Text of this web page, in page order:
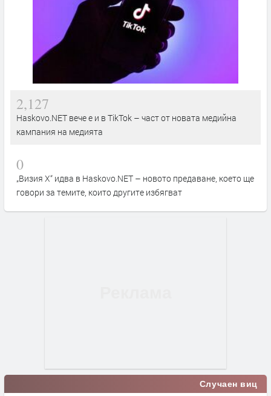
2,127
Haskovo.NET вече е и в TikTok – част от новата медийна
кампания на медията
0
„Визия Х“ идва в Haskovo.NET – новото предаване, което ще
говори за темите, които другите избягват
Случаен виц